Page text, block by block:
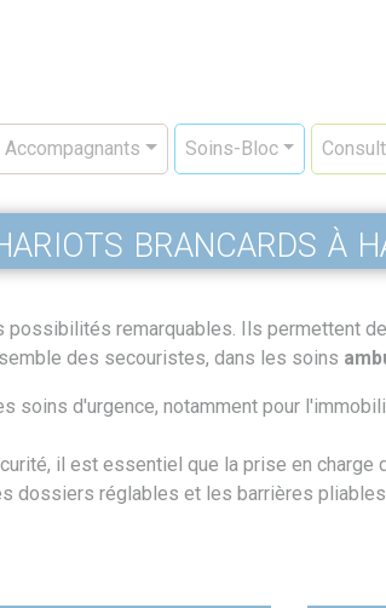
Accompagnants Soins-Bloc
brancards à
possibilités remarquables. Ils permettent
des secouristes, dans les soins
soins d'urgence, notamment pour
il est essentiel que la prise en
réglables et les barrières